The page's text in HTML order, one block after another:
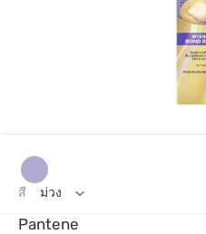
Pantene
สี ม่วง